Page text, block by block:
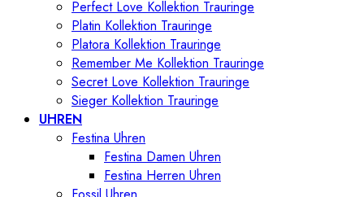
Perfect Love Kollektion Trauringe
Platin Kollektion Trauringe
Platora Kollektion Trauringe
Remember Me Kollektion Trauringe
Secret Love Kollektion Trauringe
Sieger Kollektion Trauringe
UHREN
Festina Uhren
Festina Damen Uhren
Festina Herren Uhren